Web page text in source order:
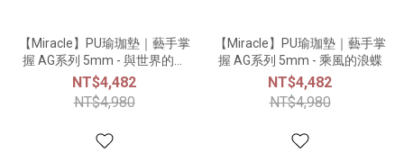
【Miracle】PU瑜珈墊｜藝手掌
握 AG系列 5mm - 與世界的初
遇
NT$4,482
NT$4,980
【Miracle】PU瑜珈墊｜藝手掌
握 AG系列 5mm - 乘風的浪蝶
NT$4,482
NT$4,980